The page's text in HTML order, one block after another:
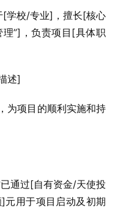
[学校/专业]，擅长[核心
理”]，负责项目[具体职
述]
为项目的顺利实施和持
通过[自有资金/天使投
用于项目启动及初期